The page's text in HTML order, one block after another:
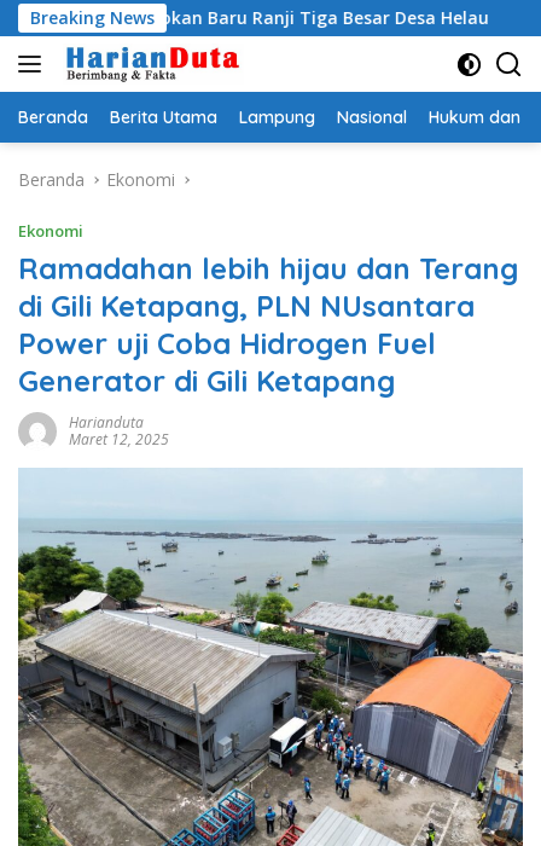
Langsung
ke
konten
Breaking News
Baru Ranji Tiga Besar Desa Helau Komitmen
Beranda Berita Utama Lampung Nasional Hukum dan
Beranda Ekonomi
Ekonomi
Ramadahan lebih hijau dan Terang
di Gili Ketapang, PLN NUsantara
Power uji Coba Hidrogen Fuel
Generator di Gili Ketapang
Harianduta
Maret 12, 2025